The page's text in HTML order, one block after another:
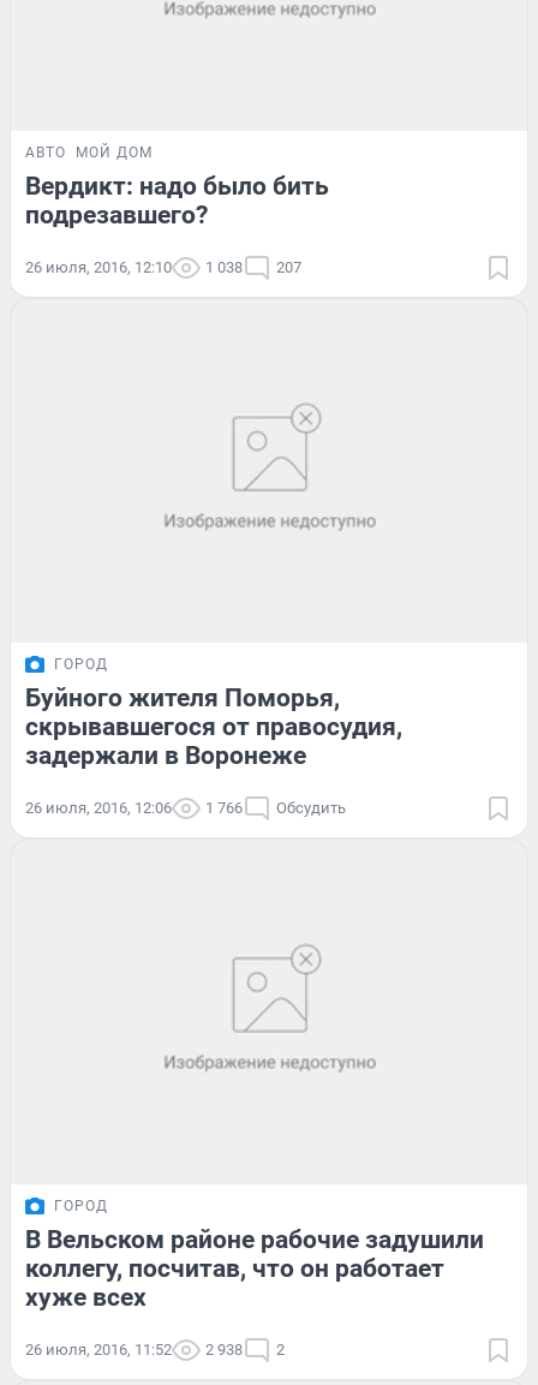
АВТО МОЙ ДОМ
Вердикт: надо было бить
подрезавшего?
26 июля, 2016, 12:10 1 038 207
ГОРОД
Буйного жителя Поморья,
скрывавшегося от правосудия,
задержали в Воронеже
26 июля, 2016, 12:06 1 766 Обсудить
ГОРОД
В Вельском районе рабочие задушили
коллегу, посчитав, что он работает
хуже всех
26 июля, 2016, 11:52 2 938 2